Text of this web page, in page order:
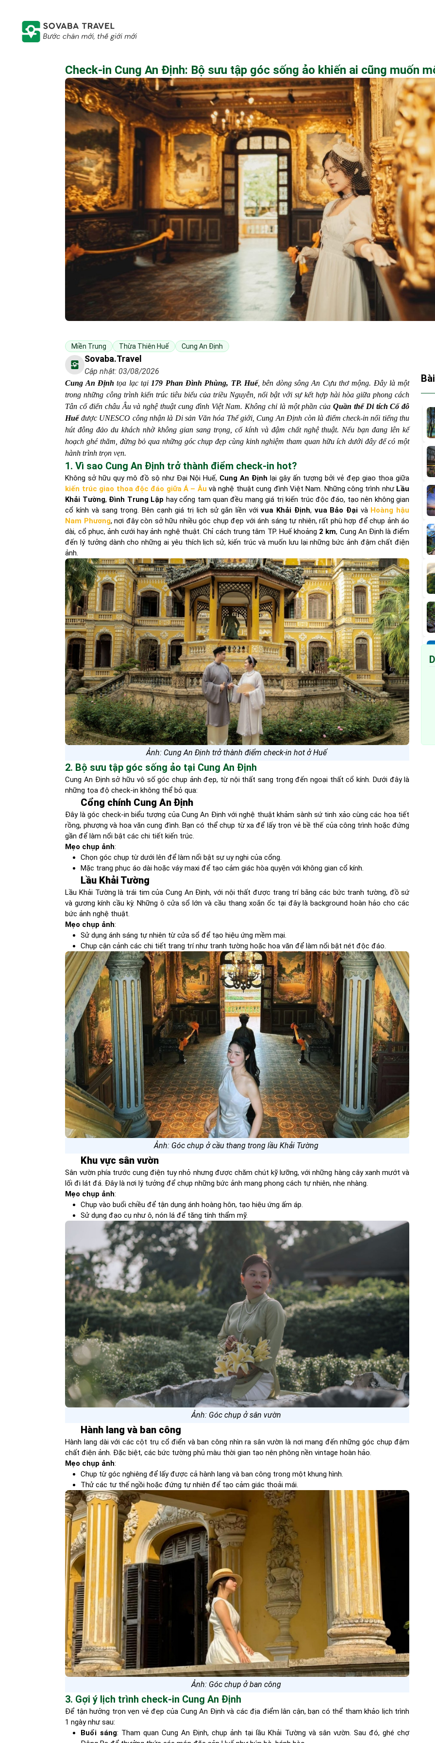
Check-in Cung An Định: Bộ sưu tập góc sống ảo khiến ai cũng muốn
Miền Trung Thừa Thiên Huế Cung An Định
Sovaba.travel
Cập nhật: 03/08/2026
Cung An Định tọa lạc tại 179 Phan Đình Phùng, TP. Huế, bên dòng sông An Cựu thơ mộng. Đây là một
trong những công trình kiến trúc tiêu biểu của triều Nguyễn, nổi bật với sự kết hợp hài hòa giữa phong cách
Tân cổ điển châu Âu và nghệ thuật cung đình Việt Nam. Không chỉ là một phần củaQuần thể Di tích Cố đô
Huếđược UNESCO công nhận là Di sản Văn hóa Thế giới, Cung An Định còn là điểm check-in nổi tiếng thu
hút đông đảo du khách nhờ không gian sang trọng, cổ kính và đậm chất nghệ thuật. Nếu bạn đang lên kế
hoạch ghé thăm, đừng bỏ qua những góc chụp đẹp cùng kinh nghiệm tham quan hữu ích dưới đây để có một
hành trình trọn vẹn.
1. Vì sao Cung An Định trở thành điểm check-in hot?
Không sở hữu quy mô đồ sộ như Đại Nội Huế, Cung An Định lại gây ấn tượng bởi vẻ đẹp giao thoa giữa
kiến trúc giao thoa độc đáo giữa Á – Âu và nghệ thuật cung đình Việt Nam. Những công trình như Lầu
Khải Tường, Đình Trung Lập hay cổng tam quan đều mang giá trị kiến trúc độc đáo, tạo nên không gian
cổ kính và sang trọng. Bên cạnh giá trị lịch sử gắn liền vớivua Khải Định, vua Bảo Đại và Hoàng hậu
Nam Phương, nơi đây còn sở hữu nhiều góc chụp đẹp với ánh sáng tự nhiên, rất phù hợp để chụp ảnh áo
dài, cổ phục, ảnh cưới hay ảnh nghệ thuật. Chỉ cách trung tâm TP. Huế khoảng 2 km, Cung An Định là điểm
đến lý tưởng dành cho những ai yêu thích lịch sử, kiến trúc và muốn lưu lại những bức ảnh đậm chất điện
ảnh.
Ảnh: Cung An Định trở thành điểm check-in hot ở Huế
2. Bộ sưu tập góc sống ảo tại Cung An Định
Cung An Định sở hữu vô số góc chụp ảnh đẹp, từ nội thất sang trọng đến ngoại thất cổ kính. Dưới đây là
những tọa độ check-in không thể bỏ qua:
Cổng chính Cung An Định
Đây là góc check-in biểu tượng của Cung An Định với nghệ thuật khảm sành sứ tinh xảo cùng các họa tiết
rồng, phượng và hoa văn cung đình. Bạn có thể chụp từ xa để lấy trọn vẻ bề thế của công trình hoặc đứng
gần để làm nổi bật các chi tiết kiến trúc.
Mẹo chụp ảnh:
Chọn góc chụp từ dưới lên để làm nổi bật sự uy nghi của cổng.
Mặc trang phục áo dài hoặc váy maxi để tạo cảm giác hòa quyện với không gian cổ kính.
Lầu Khải Tường
Lầu Khải Tường là trái tim của Cung An Định, với nội thất được trang trí bằng các bức tranh tường, đồ sứ
và gương kính cầu kỳ. Những ô cửa sổ lớn và cầu thang xoắn ốc tại đây là background hoàn hảo cho các
bức ảnh nghệ thuật.
Mẹo chụp ảnh:
Sử dụng ánh sáng tự nhiên từ cửa sổ để tạo hiệu ứng mềm mại.
Chụp cận cảnh các chi tiết trang trí như tranh tường hoặc hoa văn để làm nổi bật nét độc đáo.
Ảnh: Góc chụp ở cầu thang trong lầu Khải Tường
Khu vực sân vườn
Sân vườn phía trước cung điện tuy nhỏ nhưng được chăm chút kỹ lưỡng, với những hàng cây xanh mướt và
lối đi lát đá. Đây là nơi lý tưởng để chụp những bức ảnh mang phong cách tự nhiên, nhẹ nhàng.
Mẹo chụp ảnh:
Chụp vào buổi chiều để tận dụng ánh hoàng hôn, tạo hiệu ứng ấm áp.
Sử dụng đạo cụ như ô, nón lá để tăng tính thẩm mỹ.
Ảnh: Góc chụp ở sân vườn
Hành lang và ban công
Hành lang dài với các cột trụ cổ điển và ban công nhìn ra sân vườn là nơi mang đến những góc chụp đậm
chất điện ảnh. Đặc biệt, các bức tường phủ màu thời gian tạo nên phông nền vintage hoàn hảo.
Mẹo chụp ảnh:
Chụp từ góc nghiêng để lấy được cả hành lang và ban công trong một khung hình.
Thử các tư thế ngồi hoặc đứng tự nhiên để tạo cảm giác thoải mái.
Ảnh: Góc chụp ở ban công
3. Gợi ý lịch trình check-in Cung An Định
Để tận hưởng trọn vẹn vẻ đẹp của Cung An Định và các địa điểm lân cận, bạn có thể tham khảo lịch trình
1 ngày như sau:
Buổi sáng: Tham quan Cung An Định, chụp ảnh tại lầu Khải Tường và sân vườn. Sau đó, ghé chợ